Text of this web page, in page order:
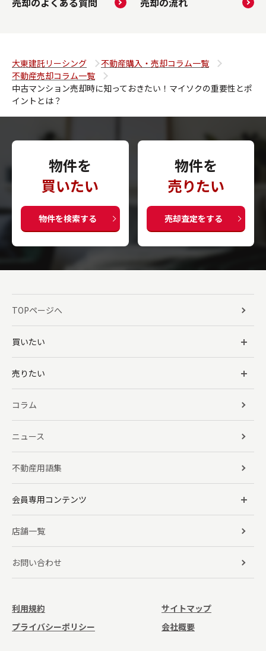
大東建託リーシング
不動産購入・売却コラム一覧
不動産売却コラム一覧
中古マンション売却時に知っておきたい！マイソクの重要性とポ
イントとは？
物件を
買いたい
物件を検索する
物件を
売りたい
売却査定をする
TOPページへ
買いたい
売りたい
コラム
ニュース
不動産用語集
会員専用コンテンツ
店舗一覧
お問い合わせ
利用規約
サイトマップ
プライバシーポリシー
会社概要